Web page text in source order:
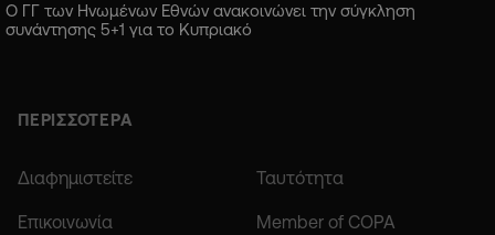
Ο ΓΓ των Ηνωμένων Εθνών ανακοινώνει την σύγκληση
συνάντησης 5+1 για το Κυπριακό
ΠΕΡΙΣΣΟΤΕΡΑ
Διαφημιστείτε Ταυτότητα
Επικοινωνία Member of COPA